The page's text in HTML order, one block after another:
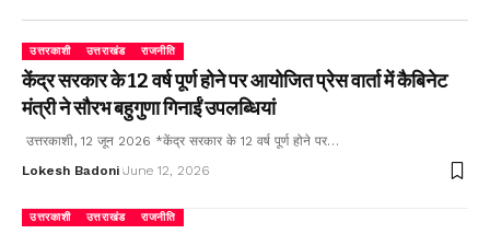
उत्तरकाशी उत्तराखंड राजनीति
केंद्र सरकार के 12 वर्ष पूर्ण होने पर आयोजित प्रेस वार्ता में कैबिनेट
मंत्री ने सौरभ बहुगुणा गिनाईं उपलब्धियां
उत्तरकाशी, 12 जून 2026 *केंद्र सरकार के 12 वर्ष पूर्ण होने पर…
Lokesh Badoni June 12, 2026
उत्तरकाशी उत्तराखंड राजनीति